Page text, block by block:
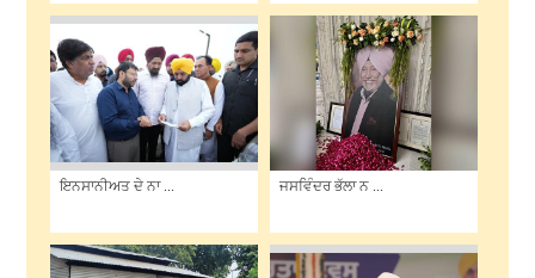
ਇਨਸਾਨੀਅਤ ਦੇ ਨਾ ... ਜਸਵਿੰਦਰ ਭੱਲਾ ਨ ...